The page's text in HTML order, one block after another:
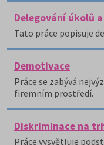
Delegování úkolů
Tato práce popisuje
Demotivace
Práce se zabývá
firemním prostředí.
Diskriminace na
Práce vysvětluje